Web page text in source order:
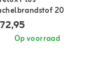
20
Op voorraad